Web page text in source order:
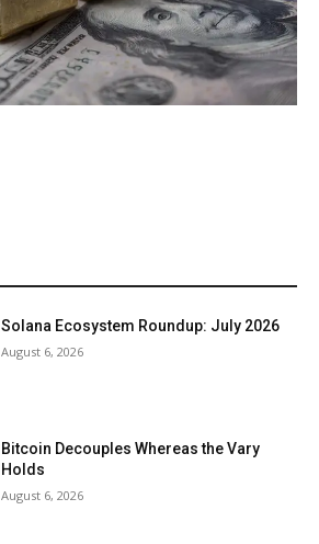
Solana Ecosystem Roundup: July 2026
August 6, 2026
Bitcoin Decouples Whereas the Vary
Holds
August 6, 2026